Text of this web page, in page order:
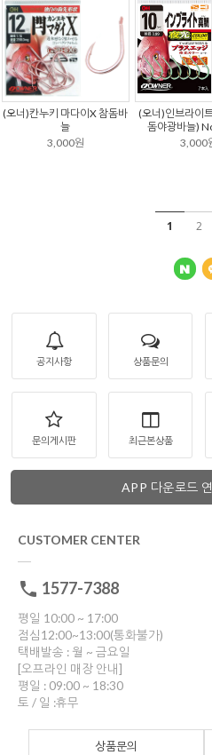
(오너)칸누키 마다이X 참돔바
늘
3,000원
(오너)인브라이
돔야광바늘)
3,000
1 2
공지사항 상품문의
문의게시판 최근본상품
APP 다운로드
CUSTOMER CENTER
1577-7388
평일 10:00 ~ 17:00
점심12:00~13:00(통화불가)
택배발송 : 월 ~ 금요일
[오프라인 매장 안내]
평일 : 09:00 ~ 18:30
토 / 일 :휴무
상품문의